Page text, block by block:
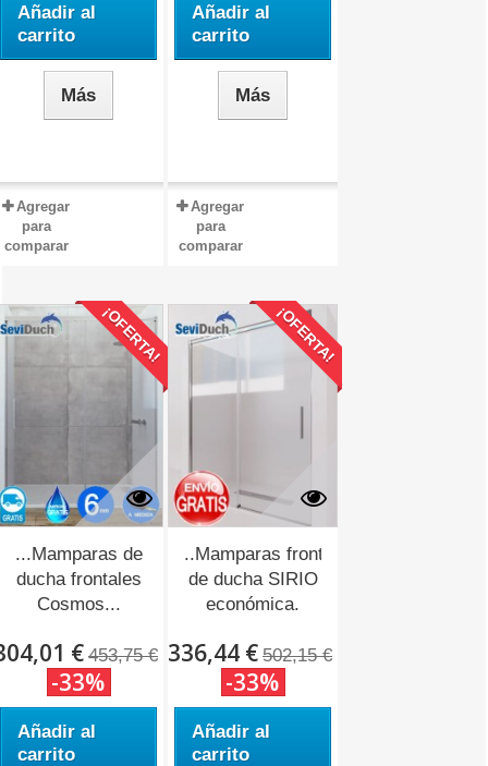
Añadir al
carrito
Más
Agregar
para
comparar
Añadir al
carrito
Más
Agregar
para
comparar
¡OFERTA!
...Mamparas de
ducha frontales
Cosmos...
€ 453,75 €
-33%
Añadir al
carrito
¡OFERTA!
..Mamparas frontal
de ducha SIRIO
económica.
336,44 € 502,15 €
-33%
Añadir al
carrito